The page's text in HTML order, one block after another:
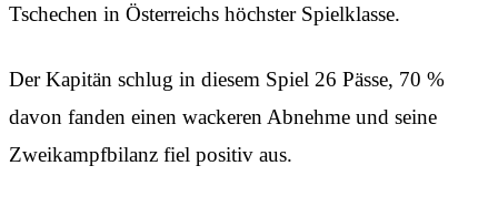
Tschechen in Österreichs höchster Spielklasse.
Der Kapitän schlug in diesem Spiel 26 Pässe, 70 %
davon fanden einen wackeren Abnehme und seine
Zweikampfbilanz fiel positiv aus.